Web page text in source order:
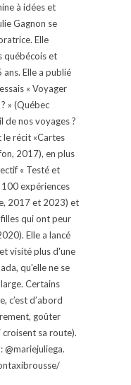
à idées et
Gagnon se
Elle
québécois et
Elle a publié
« Voyager
» (Québec
de nos voyages ?
le récit «Cartes
2017), en plus
« Testé et
expériences
2017 et 2023) et
qui ont peur
Elle a lancé
visité plus d'une
qu'elle ne se
Certains
c’est d’abord
goûter
sa route).